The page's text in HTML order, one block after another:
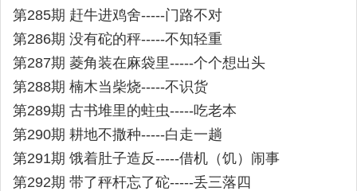
第285期 赶牛进鸡舍-----门路不对
第286期 没有砣的秤-----不知轻重
第287期 菱角装在麻袋里-----个个想出头
第288期 楠木当柴烧-----不识货
第289期 古书堆里的蛀虫-----吃老本
第290期 耕地不撒种-----白走一趟
第291期 饿着肚子造反-----借机（饥）闹事
第292期 带了秤杆忘了砣-----丢三落四